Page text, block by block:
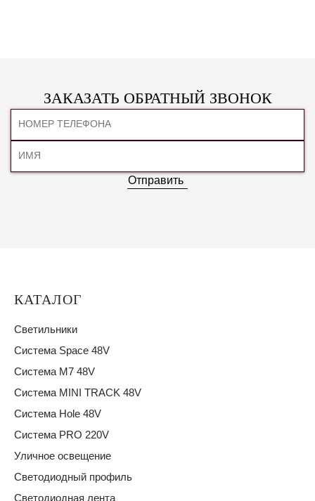
ЗАКАЗАТЬ ОБРАТНЫЙ ЗВОНОК
Отправить
КАТАЛОГ
Светильники
Система Space 48V
Система M7 48V
Система MINI TRACK 48V
Система Hole 48V
Система PRO 220V
Уличное освещение
Светодиодный профиль
Светодиодная лента